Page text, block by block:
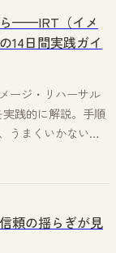
——IRT（イメ
14日間実践ガイ
ージ・リハーサル
践的に解説。手順
うまくいかないと
く人・向かない人
頼の揺らぎが見